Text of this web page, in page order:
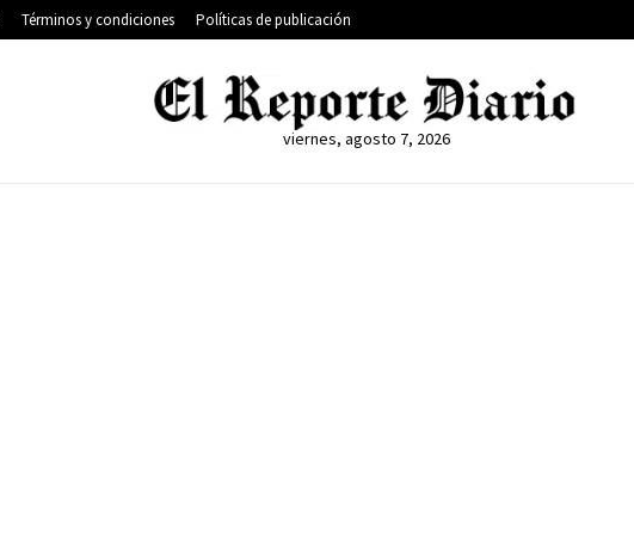
Términos y condiciones Políticas de publicación
viernes, agosto 7, 2026